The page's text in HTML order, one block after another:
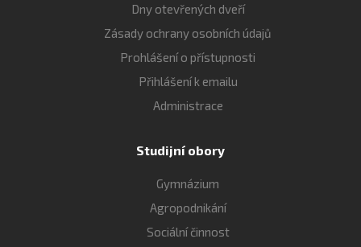
Dny otevřených dveří
Zásady ochrany osobních údajů
Prohlášení o přístupnosti
Přihlášení k emailu
Administrace
Studijní obory
Gymnázium
Agropodnikání
Sociální činnost